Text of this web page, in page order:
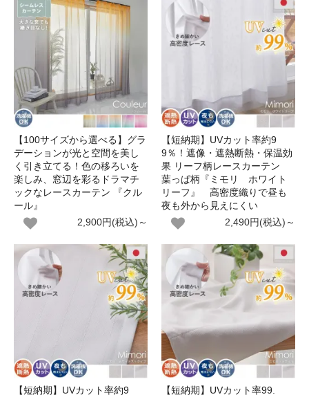
【100サイズから選べる】グラ
デーションが光と空間を美し
く引き立てる！色の移ろいを
楽しみ、窓辺を彩るドラマチ
ックなレースカーテン 『クル
ール』
2,900円(税込)～
【短納期】UVカット率約9
9％！遮像・遮熱断熱・保温効
果 リーフ柄レースカーテン
葉っぱ柄『ミモリ ホワイト
リーフ』 高密度織りで昼も
夜も外から見えにくい
2,490円(税込)～
【短納期】UVカット率約9
【短納期】UVカット率99.